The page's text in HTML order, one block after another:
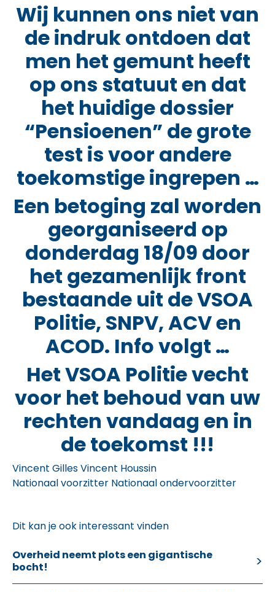
Wij kunnen ons niet van
de indruk ontdoen dat
men het gemunt heeft
op ons statuut en dat
het huidige dossier
“Pensioenen” de grote
test is voor andere
toekomstige ingrepen …
Een betoging zal worden
georganiseerd op
donderdag 18/09 door
het gezamenlijk front
bestaande uit de VSOA
Politie, SNPV, ACV en
ACOD. Info volgt …
Het VSOA Politie vecht
voor het behoud van uw
rechten vandaag en in
de toekomst !!!
Vincent Gilles Vincent Houssin
Nationaal voorzitter Nationaal ondervoorzitter
Dit kan je ook interessant vinden
Overheid neemt plots een gigantische
bocht!